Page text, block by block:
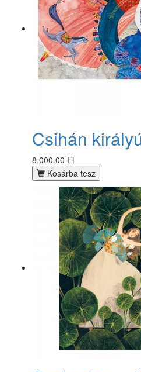
Csihán
8,000.00 Ft
Kosárba tesz